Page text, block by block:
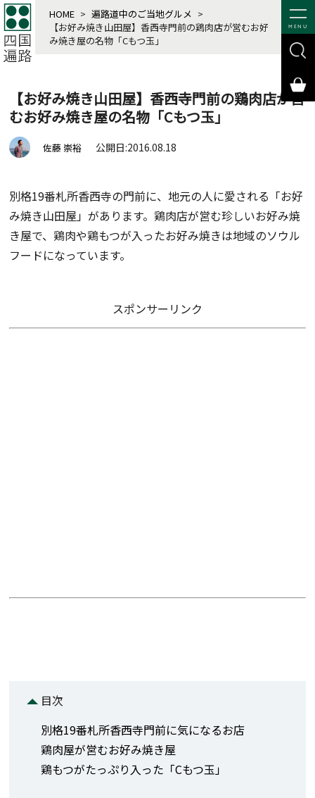
MENU
HOME > 遍路道中のご当地グルメ >
【お好み焼き山田屋】香西寺門前の鶏肉店が営むお好
み焼き屋の名物「Cもつ玉」
【お好み焼き山田屋】香西寺門前の鶏肉店が営
むお好み焼き屋の名物「Cもつ玉」
佐藤 崇裕 公開日:2016.08.18
別格19番札所香西寺の門前に、地元の人に愛される「お好
み焼き山田屋」があります。鶏肉店が営む珍しいお好み焼
き屋で、鶏肉や鶏もつが入ったお好み焼きは地域のソウル
フードになっています。
スポンサーリンク
目次
別格19番札所香西寺門前に気になるお店
鶏肉屋が営むお好み焼き屋
鶏もつがたっぷり入った「Cもつ玉」